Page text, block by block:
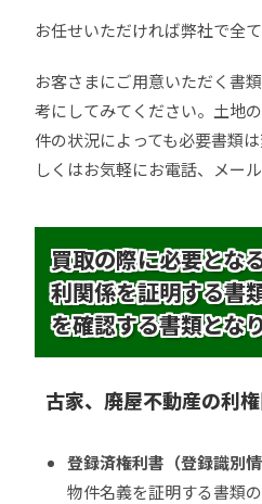
お任せいただければ弊社で全
お客さまにご用意いただく書
考にしてみてください。土地
件の状況によっても必要書類
しくはお気軽にお電話、メー
買取の際に必要とな
利関係を証明する書
を確認する書類とな
古家、廃屋不動産の利
登録済権利書（登録識別情
物件名義を証明する書類の